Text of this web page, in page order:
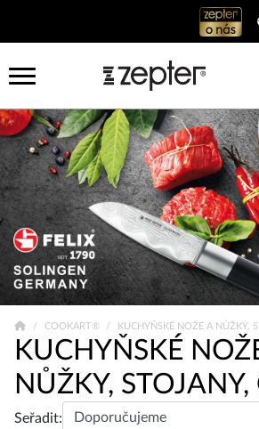
COOKART® KUCHYŇSKÉ NOŽE A NŮŽKY,
KUCHYŇSKÉ
NŮŽKY,
Seřadit: